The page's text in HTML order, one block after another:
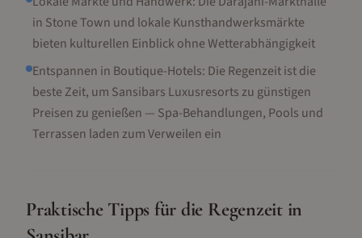
in Stone Town und lokale Kunsthandwerksmärkte
bieten kulturellen Einblick ohne Wetterabhängigkeit
Entspannen in Boutique-Hotels: Die Regenzeit ist die
beste Zeit, um Sansibars Luxusresorts zu günstigen
Preisen zu genießen — Spa-Behandlungen, Pools und
Terrassen laden zum Verweilen ein
Praktische Tipps für die Regenzeit in